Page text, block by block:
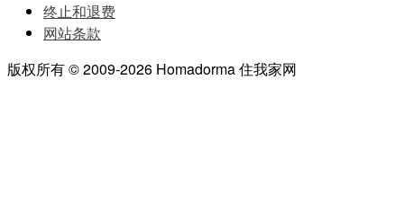
终止和退费
网站条款
版权所有 © 2009-2026 Homadorma 住我家网